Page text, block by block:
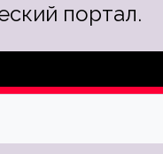
портал.